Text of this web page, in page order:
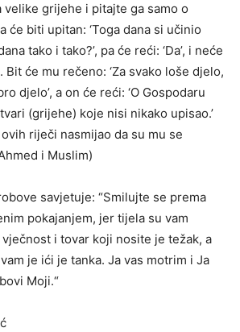
velike grijehe i pitajte ga samo o
će biti upitan: ‘Toga dana si učinio
tako i tako?’, pa će reći: ‘Da’, i neće
će mu rečeno: ‘Za svako loše djelo,
djelo’, a on će reći: ‘O Gospodaru
(grijehe) koje nisi nikako upisao.’
riječi nasmijao da su mu se
i Muslim)
savjetuje: “Smilujte se prema
pokajanjem, jer tijela su vam
i tovar koji nosite je težak, a
je ići je tanka. Ja vas motrim i Ja
Moji.“